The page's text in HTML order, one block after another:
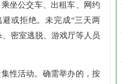
坐公交车、出租车、网约
或拒绝。未完成“三天两
密室逃脱、游戏厅等人员
性活动。确需举办的，按